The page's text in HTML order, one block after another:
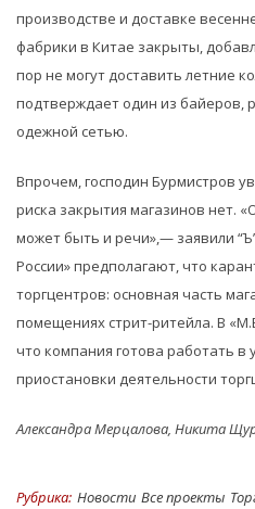
производстве и доставке
фабрики в Китае закрыты,
пор не могут доставить летние
подтверждает один из байеров,
одежной сетью.
Впрочем, господин Бурмистров
риска закрытия магазинов нет.
может быть и речи»,— заявили
России» предполагают, что
торгцентров: основная часть
помещениях стрит-ритейла. В
что компания готова работать в
приостановки деятельности
Александра Мерцалова, Никита
Рубрика: Hовости Все проекты